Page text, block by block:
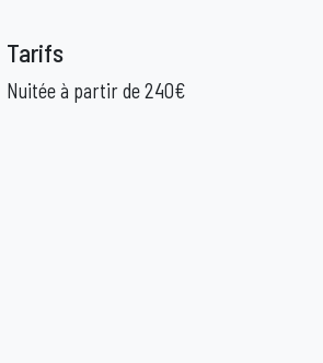
Tarifs
Nuitée à partir de 240€